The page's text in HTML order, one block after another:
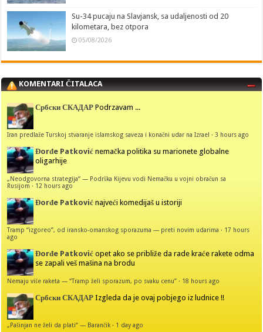
Su-34 pucaju na Slavjansk, sa udaljenosti od 20
kilometara, bez otpora
05/08/2026
KOMENTARI ČITALACA
Србски СКАДАР Podrzavam ...
Iran predlaže Turskoj stvaranje islamskog saveza i konačni udar na Izrael ·3 hours ago
Đorđe Patković nemačka politika su marionete globalne
oligarhije
„Neodgovorna strategija“ — Podrška Kijevu vodi Nemačku u vojni obračun sa
Rusijom · 12 hours ago
Đorđe Patković najveći komedijaš u istoriji
Tramp “izgoreo”, od iransko-omanskog sporazuma — preti novim udarima · 17 hours
ago
Đorđe Patković opet ako se približe da rade kraće rakete odma
se zapali veš mašina na brodu
Nemaju više raketa — “Tramp želi sporazum, po svaku cenu” · 18 hours ago
Србски СКАДАР Izgleda da je ovaj pobjego iz ludnice !!
„Pašinjan ne želi da plati“ — Barančik · 1 day ago